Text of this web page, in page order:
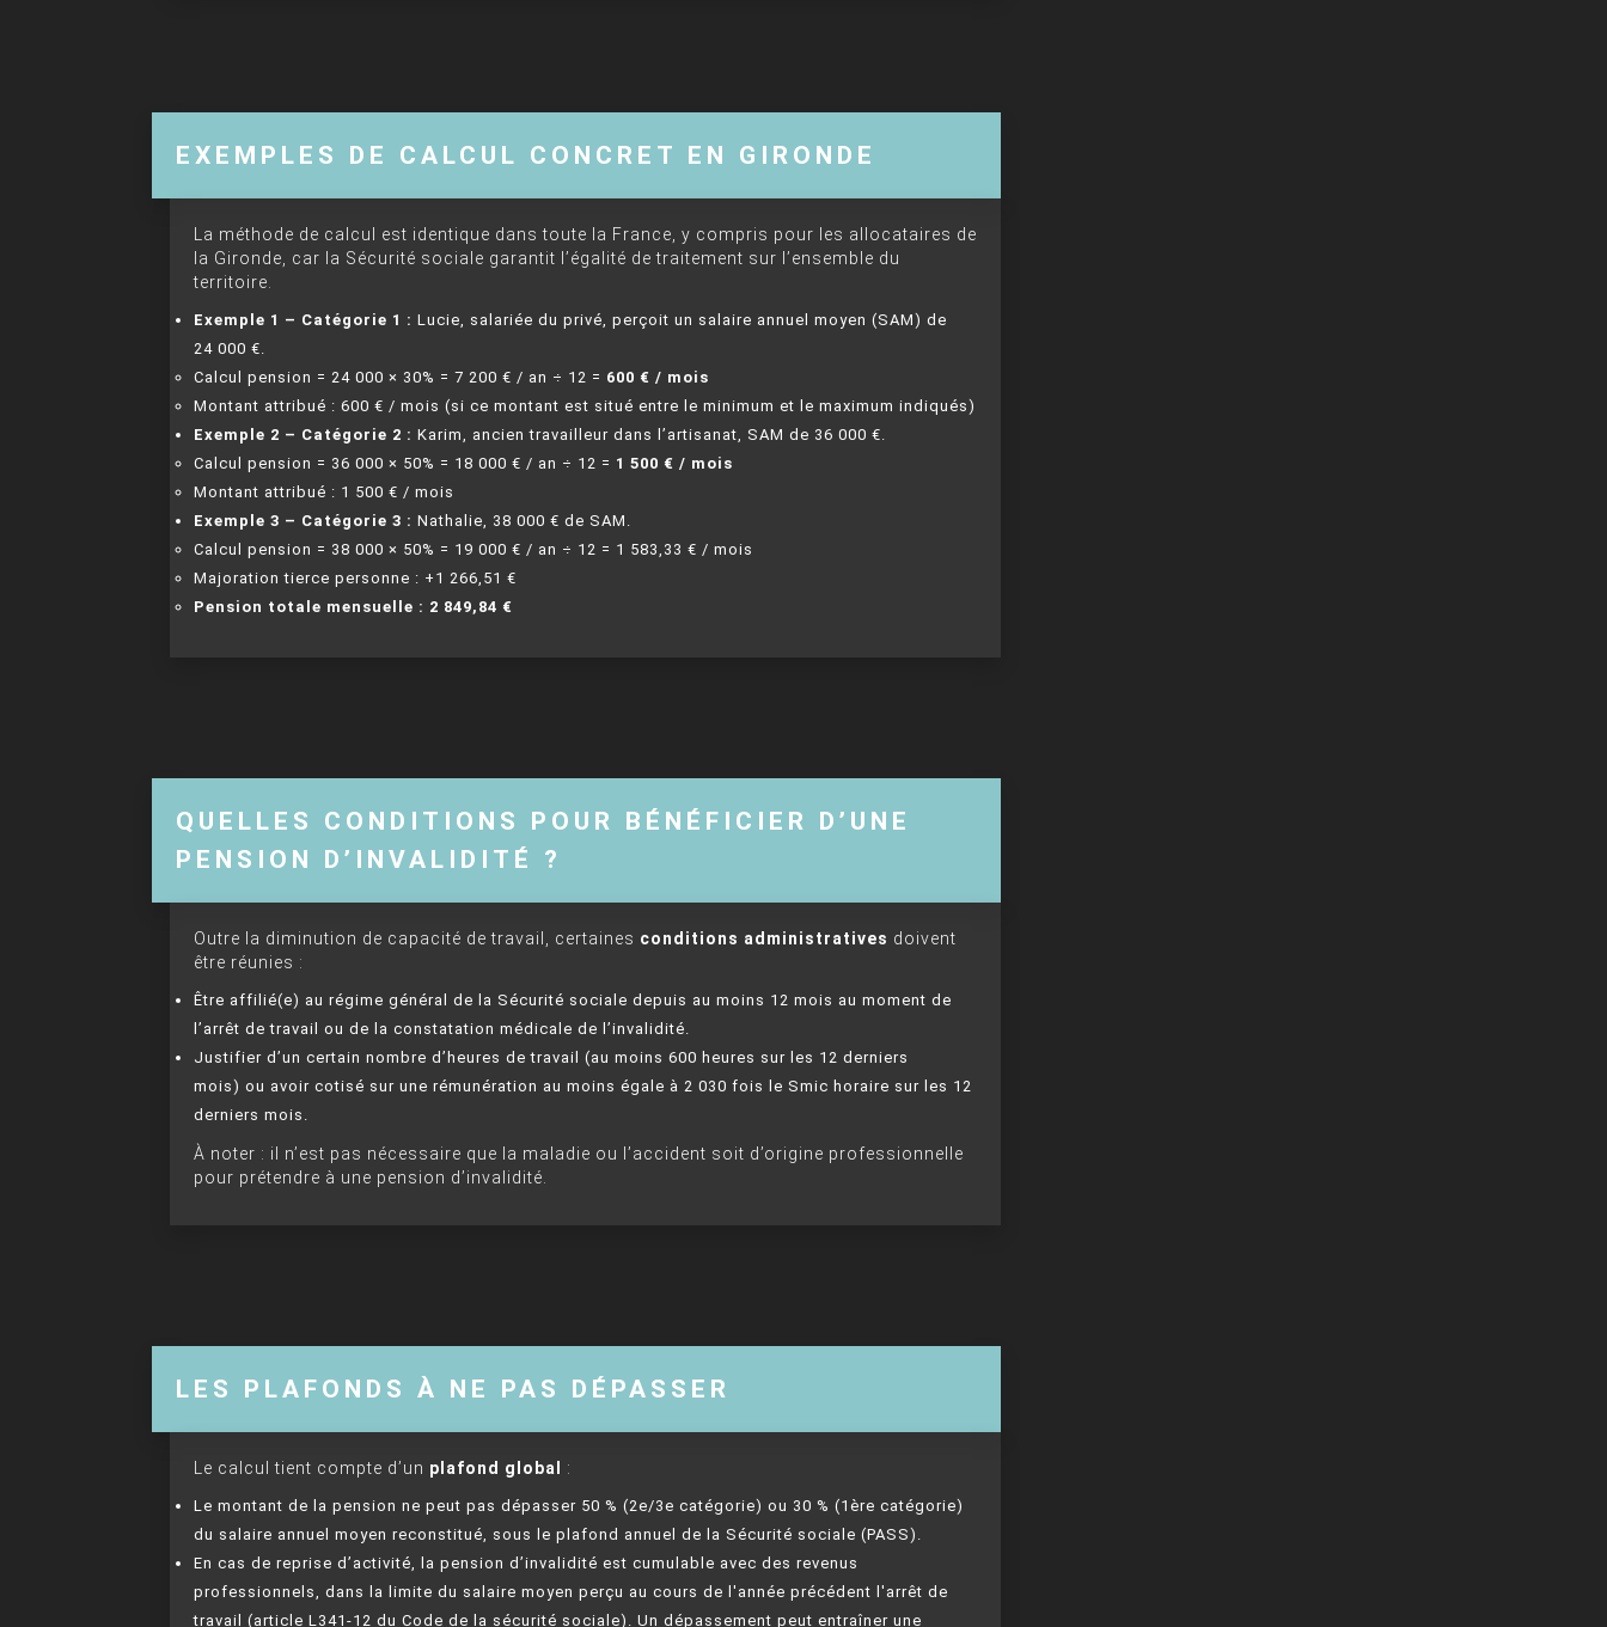
EXEMPLES DE CALCUL CONCRET EN GIRONDE
La méthode de calcul est identique dans toute la France, y compris pour les allocataires de
la Gironde, car la Sécurité sociale garantit l’égalité de traitement sur l’ensemble du
territoire.
Exemple 1 – Catégorie 1 : Lucie, salariée du privé, perçoit un salaire annuel moyen (SAM) de
24 000 €.
Calcul pension = 24 000 × 30% = 7 200 € / an ÷ 12 = 600 € / mois
Montant attribué : 600 € / mois (si ce montant est situé entre le minimum et le maximum indiqués)
Exemple 2 – Catégorie 2 : Karim, ancien travailleur dans l’artisanat, SAM de 36 000 €.
Calcul pension = 36 000 × 50% = 18 000 € / an ÷ 12 = 1 500 € / mois
Montant attribué : 1 500 € / mois
Exemple 3 – Catégorie 3 : Nathalie, 38 000 € de SAM.
Calcul pension = 38 000 × 50% = 19 000 € / an ÷ 12 = 1 583,33 € / mois
Majoration tierce personne : +1 266,51 €
Pension totale mensuelle : 2 849,84 €
QUELLES CONDITIONS POUR BÉNÉFICIER D’UNE
PENSION D’INVALIDITÉ ?
Outre la diminution de capacité de travail, certaines conditions administratives doivent
être réunies :
Être affilié(e) au régime général de la Sécurité sociale depuis au moins 12 mois au moment de
l’arrêt de travail ou de la constatation médicale de l’invalidité.
Justifier d’un certain nombre d’heures de travail (au moins 600 heures sur les 12 derniers
mois) ou avoir cotisé sur une rémunération au moins égale à 2 030 fois le Smic horaire sur les 12
derniers mois.
À noter : il n’est pas nécessaire que la maladie ou l’accident soit d’origine professionnelle
pour prétendre à une pension d’invalidité.
LES PLAFONDS À NE PAS DÉPASSER
Le calcul tient compte d’un plafond global :
Le montant de la pension ne peut pas dépasser 50 % (2e/3e catégorie) ou 30 % (1ère catégorie)
du salaire annuel moyen reconstitué, sous le plafond annuel de la Sécurité sociale (PASS).
En cas de reprise d’activité, la pension d’invalidité est cumulable avec des revenus
professionnels, dans la limite du salaire moyen perçu au cours de l'année précédent l'arrêt de
travail (article L341-12 du Code de la sécurité sociale). Un dépassement peut entraîner une